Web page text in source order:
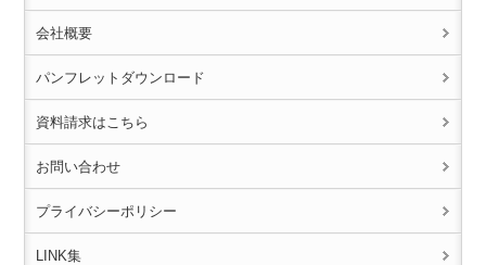
会社概要
パンフレットダウンロード
資料請求はこちら
お問い合わせ
プライバシーポリシー
LINK集